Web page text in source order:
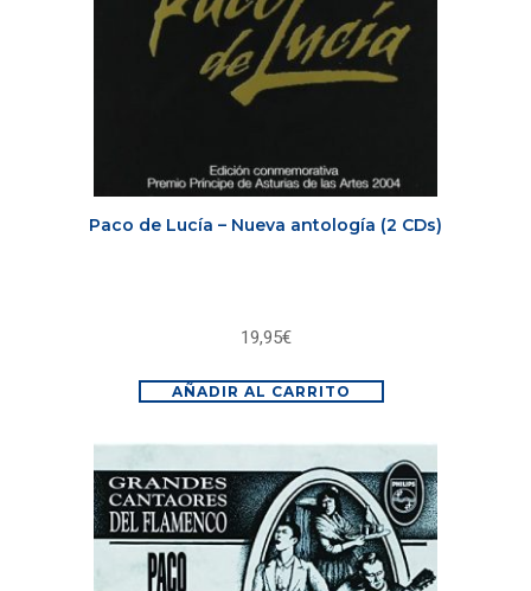
Paco de Lucía – Nueva antología (2 CDs)
19,95€
AÑADIR AL CARRITO